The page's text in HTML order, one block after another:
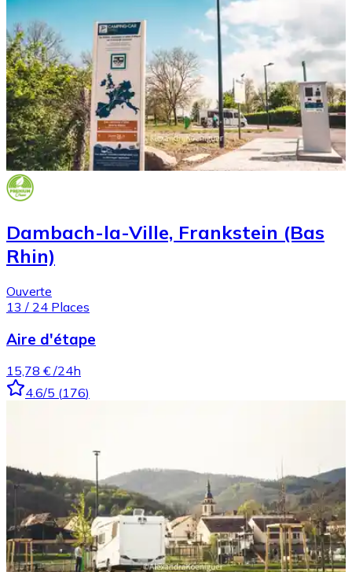
Dambach-la-Ville, Frankstein (Bas
Rhin)
Ouverte
13 / 24 Places
Aire d'étape
15,78 € /24h
4.6/5 (176)